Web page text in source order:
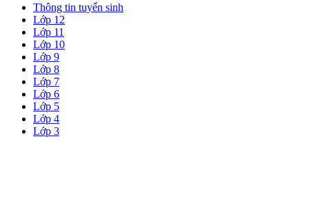
Thông tin tuyển sinh
Lớp 12
Lớp 11
Lớp 10
Lớp 9
Lớp 8
Lớp 7
Lớp 6
Lớp 5
Lớp 4
Lớp 3